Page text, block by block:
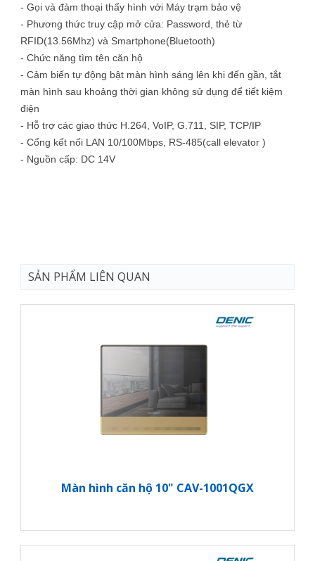
- Gọi và đàm thoại thấy hình với Máy trạm bảo vệ
- Phương thức truy cập mở cửa: Password, thẻ từ
RFID(13.56Mhz) và Smartphone(Bluetooth)
- Chức năng tìm tên căn hộ
- Cảm biến tự động bật màn hình sáng lên khi đến gần, tắt
màn hình sau khoảng thời gian không sử dụng để tiết kiệm
điện
- Hỗ trợ các giao thức H.264, VoIP, G.711, SIP, TCP/IP
- Cổng kết nối LAN 10/100Mbps, RS-485(call elevator )
- Nguồn cấp: DC 14V
SẢN PHẨM LIÊN QUAN
Màn hình căn hộ 10" CAV-1001QGX